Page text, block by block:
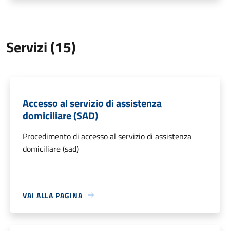
Servizi (15)
Accesso al servizio di assistenza
domiciliare (SAD)
Procedimento di accesso al servizio di assistenza
domiciliare (sad)
VAI ALLA PAGINA